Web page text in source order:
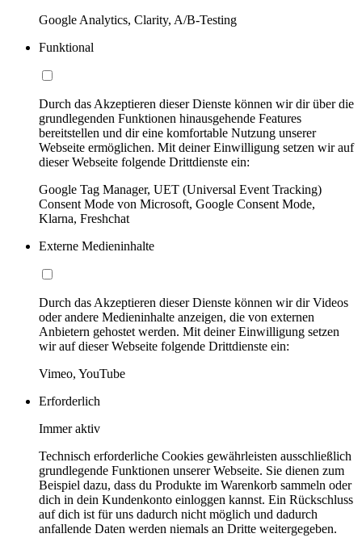
Google Analytics, Clarity, A/B-Testing
Funktional
Durch das Akzeptieren dieser Dienste können wir dir über die
grundlegenden Funktionen hinausgehende Features
bereitstellen und dir eine komfortable Nutzung unserer
Webseite ermöglichen. Mit deiner Einwilligung setzen wir auf
dieser Webseite folgende Drittdienste ein:
Google Tag Manager, UET (Universal Event Tracking)
Consent Mode von Microsoft, Google Consent Mode,
Klarna, Freshchat
Externe Medieninhalte
Durch das Akzeptieren dieser Dienste können wir dir Videos
oder andere Medieninhalte anzeigen, die von externen
Anbietern gehostet werden. Mit deiner Einwilligung setzen
wir auf dieser Webseite folgende Drittdienste ein:
Vimeo, YouTube
Erforderlich
Immer aktiv
Technisch erforderliche Cookies gewährleisten ausschließlich
grundlegende Funktionen unserer Webseite. Sie dienen zum
Beispiel dazu, dass du Produkte im Warenkorb sammeln oder
dich in dein Kundenkonto einloggen kannst. Ein Rückschluss
auf dich ist für uns dadurch nicht möglich und dadurch
anfallende Daten werden niemals an Dritte weitergegeben.